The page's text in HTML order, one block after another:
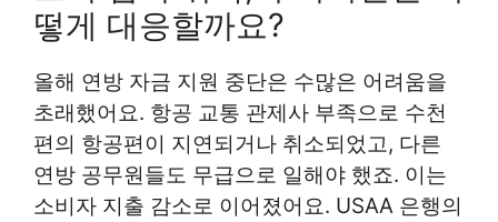
떻게 대응할까요?
올해 연방 자금 지원 중단은 수많은 어려움을
초래했어요. 항공 교통 관제사 부족으로 수천
편의 항공편이 지연되거나 취소되었고, 다른
연방 공무원들도 무급으로 일해야 했죠. 이는
소비자 지출 감소로 이어졌어요. USAA 은행의